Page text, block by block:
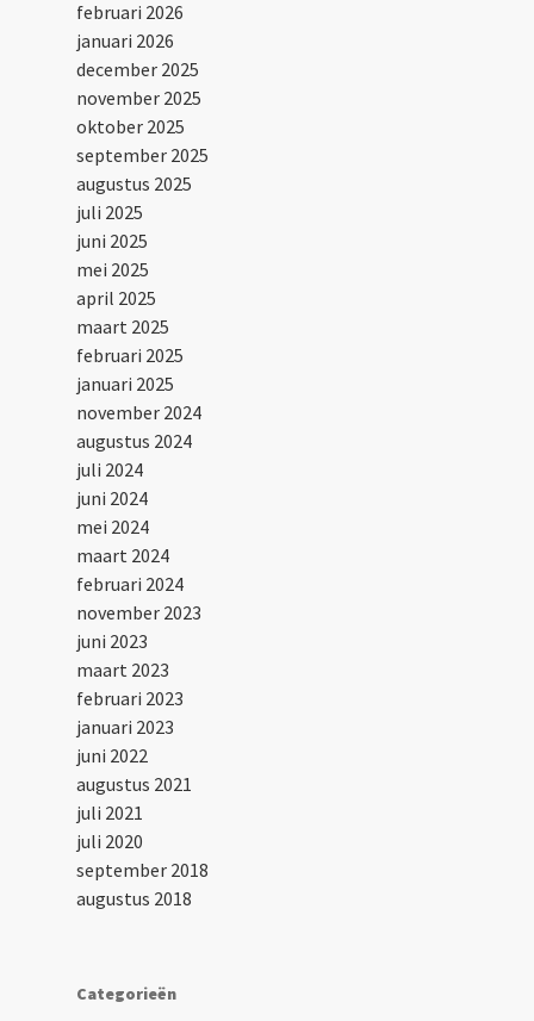
februari 2026
januari 2026
december 2025
november 2025
oktober 2025
september 2025
augustus 2025
juli 2025
juni 2025
mei 2025
april 2025
maart 2025
februari 2025
januari 2025
november 2024
augustus 2024
juli 2024
juni 2024
mei 2024
maart 2024
februari 2024
november 2023
juni 2023
maart 2023
februari 2023
januari 2023
juni 2022
augustus 2021
juli 2021
juli 2020
september 2018
augustus 2018
Categorieën